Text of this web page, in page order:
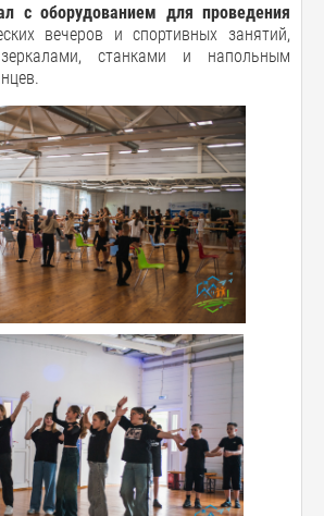
с оборудованием для проведения
вечеров и спортивных занятий,
станками и напольным